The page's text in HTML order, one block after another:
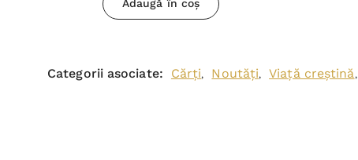
Adaugă în coș
Categorii asociate: Cărți, Noutăți, Viață creștină,